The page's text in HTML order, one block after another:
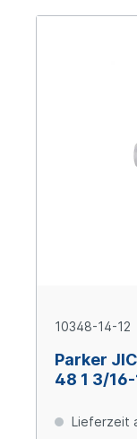
10348-14-12
Parker
48 1 3/16-
Lieferzeit